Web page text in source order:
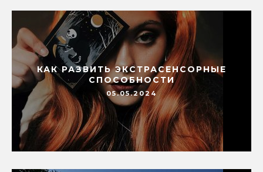
КАК РАЗВИТЬ ЭКСТРАСЕНСОРНЫЕ
СПОСОБНОСТИ
05.05.2024